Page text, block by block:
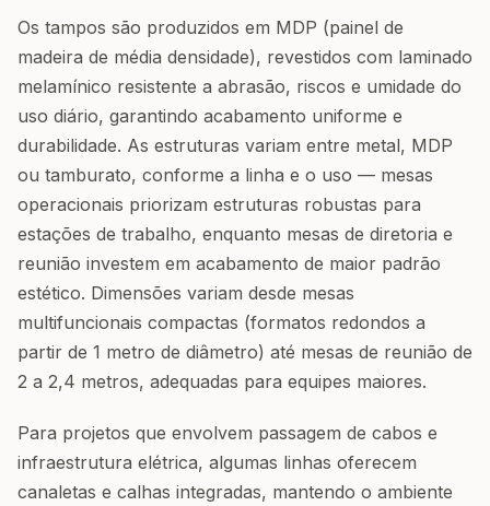
Os tampos são produzidos em MDP (painel de
madeira de média densidade), revestidos com laminado
melamínico resistente a abrasão, riscos e umidade do
uso diário, garantindo acabamento uniforme e
durabilidade. As estruturas variam entre metal, MDP
ou tamburato, conforme a linha e o uso — mesas
operacionais priorizam estruturas robustas para
estações de trabalho, enquanto mesas de diretoria e
reunião investem em acabamento de maior padrão
estético. Dimensões variam desde mesas
multifuncionais compactas (formatos redondos a
partir de 1 metro de diâmetro) até mesas de reunião de
2 a 2,4 metros, adequadas para equipes maiores.
Para projetos que envolvem passagem de cabos e
infraestrutura elétrica, algumas linhas oferecem
canaletas e calhas integradas, mantendo o ambiente